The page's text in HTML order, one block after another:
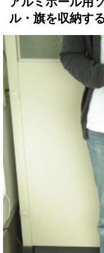
ル・旗を収納す